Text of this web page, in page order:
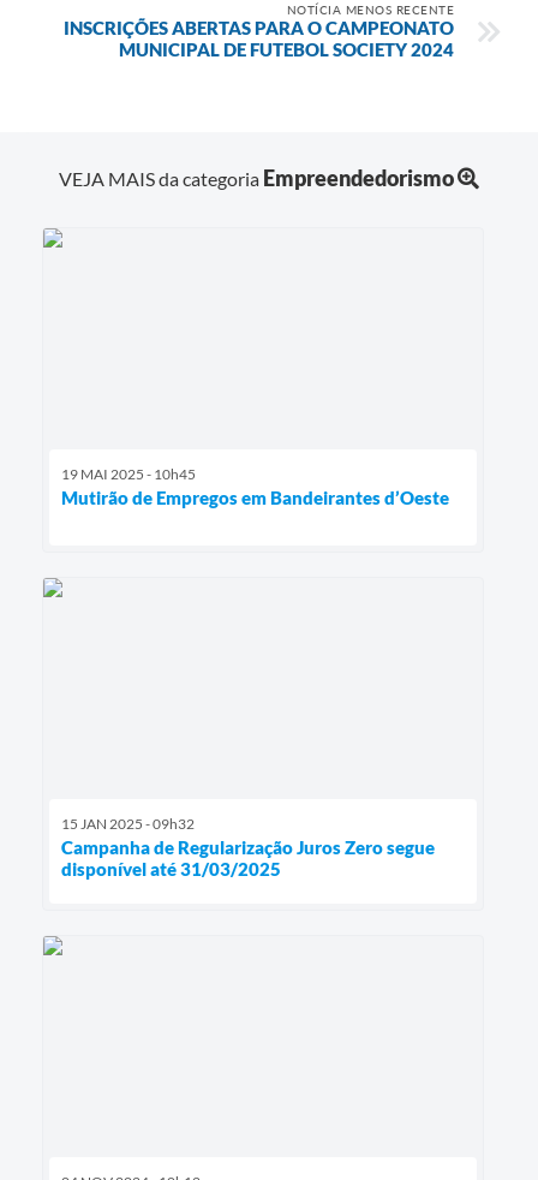
NOTÍCIA MENOS RECENTE
INSCRIÇÕES ABERTAS PARA O CAMPEONATO
MUNICIPAL DE FUTEBOL SOCIETY 2024
VEJA MAIS da categoria Empreendedorismo
19 MAI 2025 - 10h45
Mutirão de Empregos em Bandeirantes d’Oeste
15 JAN 2025 - 09h32
Campanha de Regularização Juros Zero segue
disponível até 31/03/2025